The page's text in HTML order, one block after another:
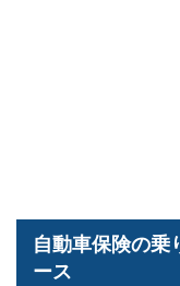
自動車保険の乗
ース